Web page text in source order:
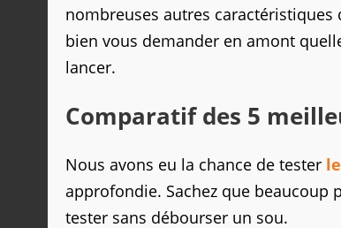
nombreuses autres
bien vous demander en amont
lancer.
Comparatif des 5
Nous avons eu la chance de tester
approfondie. Sachez que beaucoup
tester sans débourser un sou.